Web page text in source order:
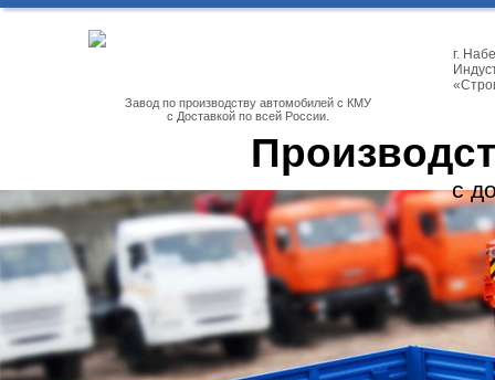
Завод по производству автомобилей с КМУ
с Доставкой по всей России.
г.
с